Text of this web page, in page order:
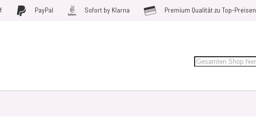
PayPal Sofort by Klarna Premium Qualität zu Top-Preisen
Search